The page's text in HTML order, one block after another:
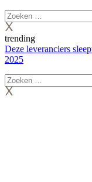
trending
Deze leveranciers
2025